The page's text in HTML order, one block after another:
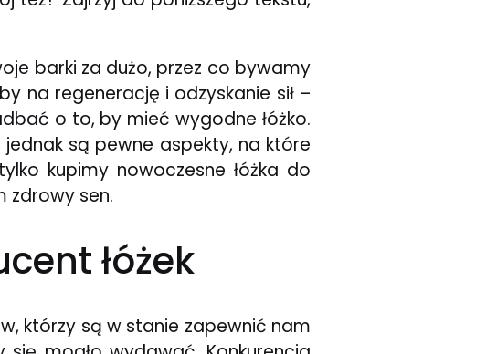
barki za dużo, przez co bywamy
na regenerację i odzyskanie sił –
o to, by mieć wygodne łóżko.
są pewne aspekty, na które
kupimy nowoczesne łóżka do
zdrowy sen.
łóżek
którzy są w stanie zapewnić nam